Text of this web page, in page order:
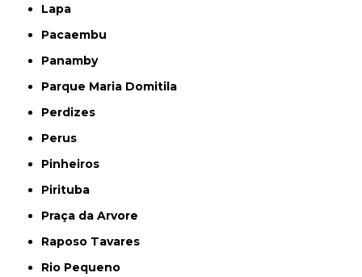
Lapa
Pacaembu
Panamby
Parque Maria Domitila
Perdizes
Perus
Pinheiros
Pirituba
Praça da Arvore
Raposo Tavares
Rio Pequeno